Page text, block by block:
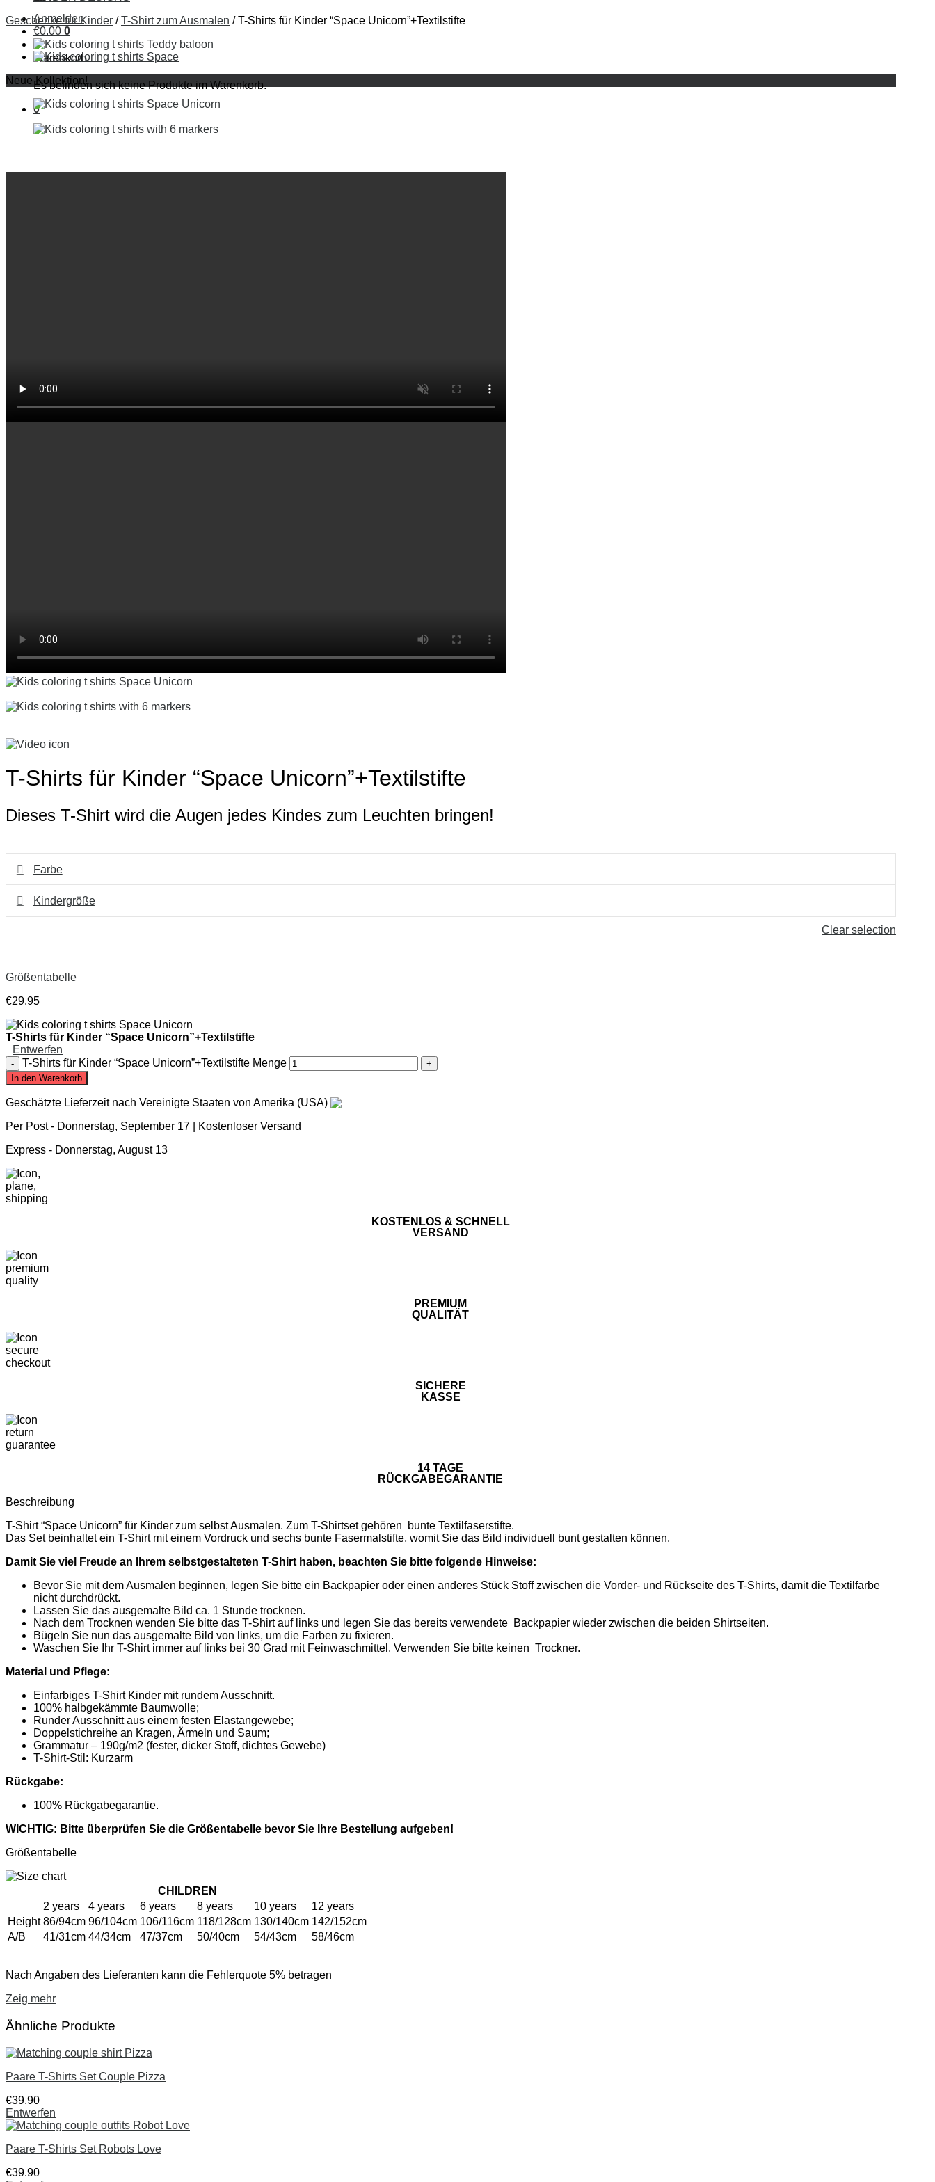
Anmelden
€0.00 0
Warenkorb
Es befinden sich keine Produkte im Warenkorb.
0
Geschenke für Kinder / T-Shirt zum Ausmalen /T-Shirts für Kinder “Space Unicorn”+Textilstifte
Neue Kollektion!
T-Shirts für Kinder “Space Unicorn”+Textilstifte
Dieses T-Shirt wird die Augen jedes Kindes zum Leuchten bringen!
Farbe
Kindergröße
Clear selection
Größentabelle
€29.95
T-Shirts für Kinder “Space Unicorn”+Textilstifte
Entwerfen
T-Shirts für Kinder “Space Unicorn”+Textilstifte Menge
In den Warenkorb
Geschätzte Lieferzeit nach Vereinigte Staaten von Amerika (USA)
Per Post - Donnerstag, September 17 | Kostenloser Versand
Express - Donnerstag, August 13
KOSTENLOS & SCHNELL
VERSAND
PREMIUM
QUALITÄT
SICHERE
KASSE
14 TAGE
RÜCKGABEGARANTIE
Beschreibung
T-Shirt “Space Unicorn” für Kinder zum selbst Ausmalen. Zum T-Shirtset gehören bunte Textilfaserstifte.
Das Set beinhaltet ein T-Shirt mit einem Vordruck und sechs bunte Fasermalstifte, womit Sie das Bild individuell bunt gestalten können.
Damit Sie viel Freude an Ihrem selbstgestalteten T-Shirt haben, beachten Sie bitte folgende Hinweise:
Bevor Sie mit dem Ausmalen beginnen, legen Sie bitte ein Backpapier oder einen anderes Stück Stoff zwischen die Vorder- und Rückseite des T-Shirts, damit die Textilfarbe
nicht durchdrückt.
Lassen Sie das ausgemalte Bild ca. 1 Stunde trocknen.
Nach dem Trocknen wenden Sie bitte das T-Shirt auf links und legen Sie das bereits verwendete Backpapier wieder zwischen die beiden Shirtseiten.
Bügeln Sie nun das ausgemalte Bild von links, um die Farben zu fixieren.
Waschen Sie Ihr T-Shirt immer auf links bei 30 Grad mit Feinwaschmittel. Verwenden Sie bitte keinen Trockner.
Material und Pflege:
Einfarbiges T-Shirt Kinder mit rundem Ausschnitt.
100% halbgekämmte Baumwolle;
Runder Ausschnitt aus einem festen Elastangewebe;
Doppelstichreihe an Kragen, Ärmeln und Saum;
Grammatur – 190g/m2 (fester, dicker Stoff, dichtes Gewebe)
T-Shirt-Stil: Kurzarm
Rückgabe:
100% Rückgabegarantie.
WICHTIG: Bitte überprüfen Sie die Größentabelle bevor Sie Ihre Bestellung aufgeben!
Größentabelle
CHILDREN
2 years
4 years 6 years 8 years 10 years
12 years
Height 86/94cm 96/104cm 106/116cm 118/128cm 130/140cm 142/152cm
A/B
41/31cm 44/34cm 47/37cm 50/40cm 54/43cm 58/46cm
Nach Angaben des Lieferanten kann die Fehlerquote 5% betragen
Zeig mehr
Ähnliche Produkte
Paare T-Shirts Set Couple Pizza
€39.90
Entwerfen
Paare T-Shirts Set Robots Love
€39.90